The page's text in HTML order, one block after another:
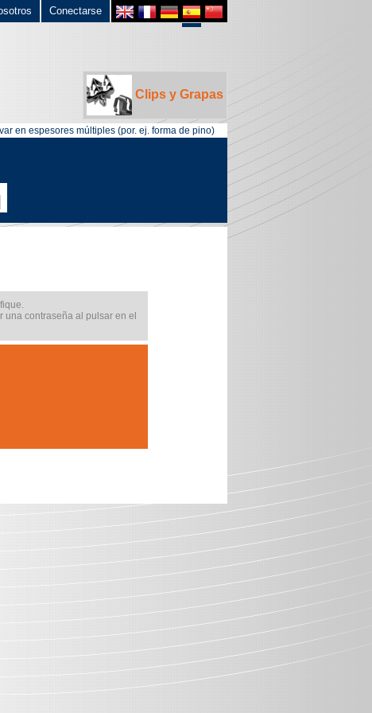
Conectarse
Clips y Grapas
en espesores múltiples (por. ej. forma de pino)
contraseña al pulsar en el